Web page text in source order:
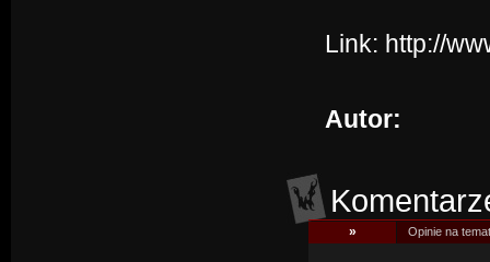
Link: http://
Autor:
» Opinie na